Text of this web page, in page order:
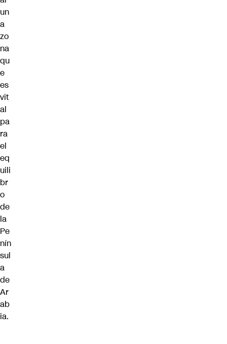
un
a
zo
na
qu
e
es
vit
al
pa
ra
el
eq
uili
br
o
de
la
Pe
nín
sul
a
de
Ar
ab
ia.